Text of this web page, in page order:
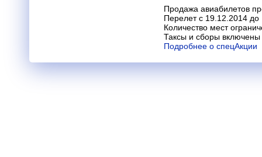
Продажа авиабилетов
Перелет с 19.12.2014 до
Количество мест
Таксы и сборы включены
Подробнее о спецАкции